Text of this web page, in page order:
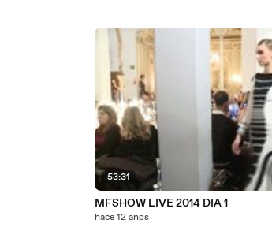
53:31
MFSHOW LIVE 2014 DIA 1
hace 12 años